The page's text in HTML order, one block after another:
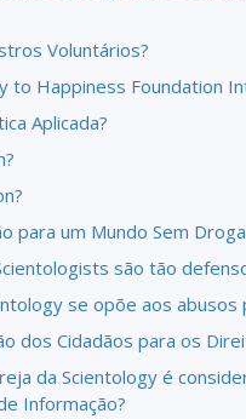
Voluntários?
to Happiness Foundation
Aplicada?
para um Mundo Sem
são tão
se opõe aos abusos
dos Cidadãos para os
da Scientology é
Informação?